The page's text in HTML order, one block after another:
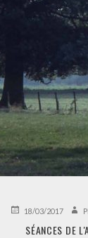
PUBLIÉ18/03/2017
SÉANCES DE